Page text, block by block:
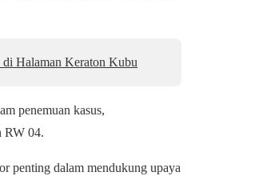
Halaman Keraton Kubu
penemuan kasus,
RW 04.
penting dalam mendukung upaya